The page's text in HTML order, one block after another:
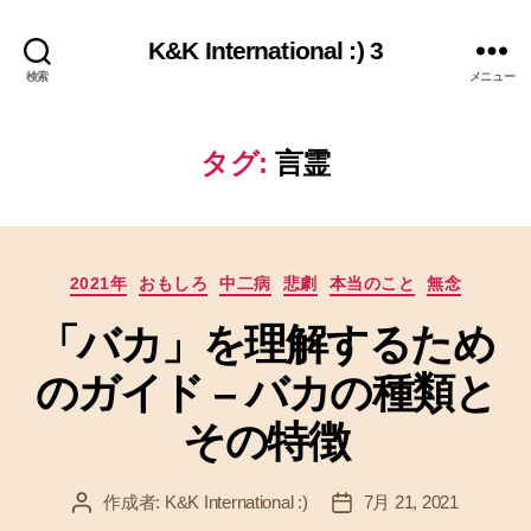
検索
K&K International :) 3
メニュー
タグ: 言霊
カ
ゴ
リ
ー
2021年 おもしろ 中二病 悲劇 本当のこと 無念
「バカ」を理解するため
のガイド – バカの種類と
その特徴
投 作成者: K&K International :)
投 7月 21, 2021